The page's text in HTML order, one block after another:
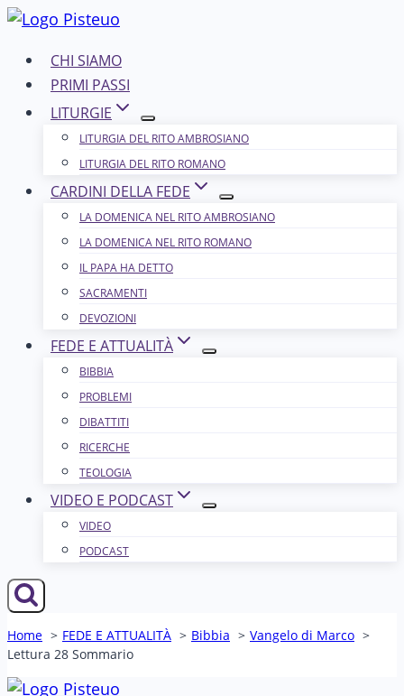
Salta
contenutoCHI SIAMO
PRIMI PASSI
LITURGIE
LITURGIA DEL RITO AMBROSIANO
LITURGIA DEL RITO ROMANO
CARDINI DELLA FEDE
LA DOMENICA NEL R​​​​​​ITO AMBROSIANO
LA DOMENICA NEL RITO ROMANO
IL PAPA HA DETTO
SACRAMENTI
DEVOZIONI
FEDE E ATTUALITÀ
BIBBIA
PROBLEMI
DIBATTITI
RICERCHE
TEOLOGIA
VIDEO E PODCAST
VIDEO
PODCAST
Home FEDE E ATTUALITÀ Bibbia
Vangelo di Marco
Lettura 28 Sommario